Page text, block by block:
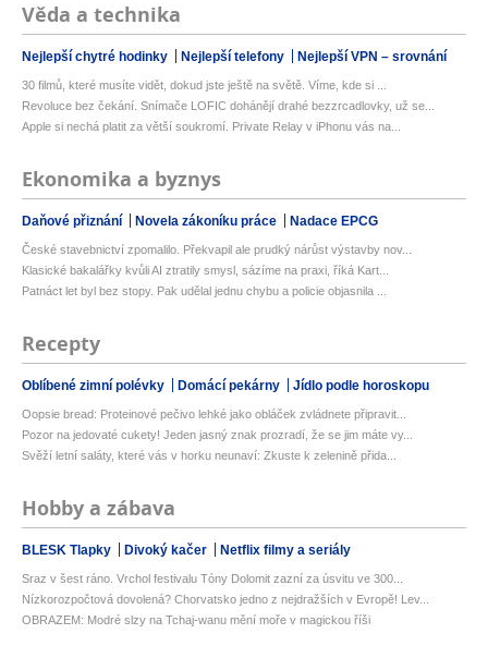
Věda a technika
Nejlepší chytré hodinky Nejlepší telefony Nejlepší VPN – srovnání
30 filmů, které musíte vidět, dokud jste ještě na světě. Víme, kde si ...
Revoluce bez čekání. Snímače LOFIC dohánějí drahé bezzrcadlovky, už se...
Apple si nechá platit za větší soukromí. Private Relay v iPhonu vás na...
Ekonomika a byznys
Daňové přiznání Novela zákoníku práce Nadace EPCG
České stavebnictví zpomalilo. Překvapil ale prudký nárůst výstavby nov...
Klasické bakalářky kvůli AI ztratily smysl, sázíme na praxi, říká Kart...
Patnáct let byl bez stopy. Pak udělal jednu chybu a policie objasnila ...
Recepty
Oblíbené zimní polévky Domácí pekárny Jídlo podle horoskopu
Oopsie bread: Proteinové pečivo lehké jako obláček zvládnete připravit...
Pozor na jedovaté cukety! Jeden jasný znak prozradí, že se jim máte vy...
Svěží letní saláty, které vás v horku neunaví: Zkuste k zelenině přida...
Hobby a zábava
BLESK Tlapky Divoký kačer Netflix filmy a seriály
Sraz v šest ráno. Vrchol festivalu Tóny Dolomit zazní za úsvitu ve 300...
Nízkorozpočtová dovolená? Chorvatsko jedno z nejdražších v Evropě! Lev...
OBRAZEM: Modré slzy na Tchaj-wanu mění moře v magickou říši